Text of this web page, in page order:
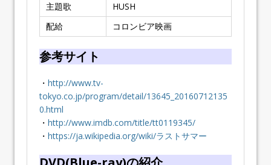
主題歌
HUSH
配給
コロンビア映画
参考サイト
・ http://www.tv-
tokyo.co.jp/program/detail/13645_20160712135
0.html
・ http://www.imdb.com/title/tt0119345/
・ https://ja.wikipedia.org/wiki/ラストサマー